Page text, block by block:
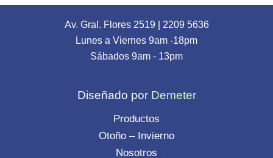
Av. Gral. Flores 2519| 2209 5636
Lunes a Viernes 9am -18pm
Sábados 9am - 13pm
Diseñado por Demeter
Productos
Otoño – Invierno
Nosotros